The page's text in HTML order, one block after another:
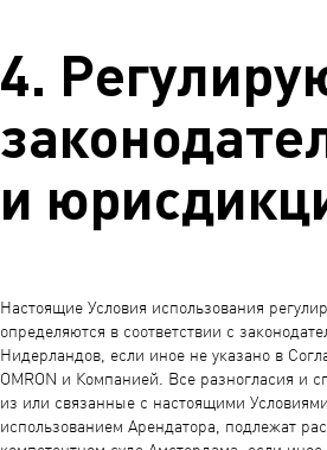
4.
и
Настоящие Условия использования
определяются в соответствии с
Нидерландов, если иное не указано в
OMRON и Компанией. Все разногласия и
из или связанные с настоящими
использованием Арендатора, подлежат